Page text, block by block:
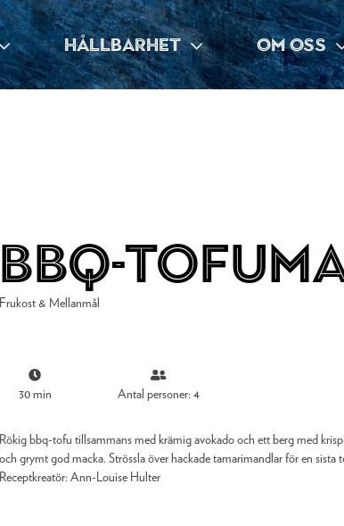
HÅLLBARHET OM OSS
BBQ-
Frukost & Mellanmål
30 min Antal personer: 4
Rökig bbq-tofu tillsammans med krämig avokado och ett berg med
och grymt god macka. Strössla över hackade tamarimandlar för en sista
Receptkreatör: Ann-Louise Hulter